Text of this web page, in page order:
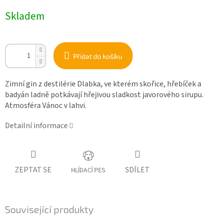
cena:
Skladem
Přidat do košíku
Zimní gin z destilérie Dlabka, ve kterém skořice, hřebíček a
badyán ladně potkávají hřejivou sladkost javorového sirupu.
Atmosféra Vánoc v lahvi.
Detailní informace
ZEPTAT SE HLÍDACÍ PES SDÍLET
Související produkty